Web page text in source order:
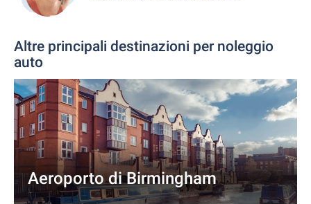
Altre principali destinazioni per noleggio
auto
Aeroporto di Birmingham